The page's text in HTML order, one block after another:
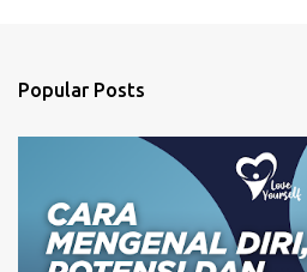
s
Popular Posts